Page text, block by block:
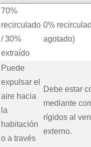
70%
recirculado
/ 30%
extraído
0%
agotado)
Puede
expulsar el
aire hacia
la
habitación
o a través
Debe estar
mediante
rígidos al
externo.